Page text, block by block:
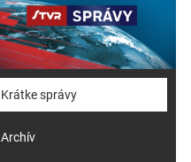
Krátke správy
Archív